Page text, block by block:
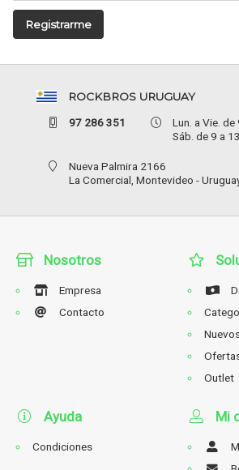
Registrarme
ROCKBROS URUGUAY
97 286 351
Lun. a Vie. de
Sáb. de 9 a
Nueva Palmira 2166
La Comercial, Montevideo -
Nosotros
Empresa
Contacto
Outlet
Ayuda
Condiciones
Mi